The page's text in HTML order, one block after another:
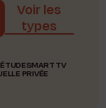
Voir les
types
SMART TV
PRIVÉE